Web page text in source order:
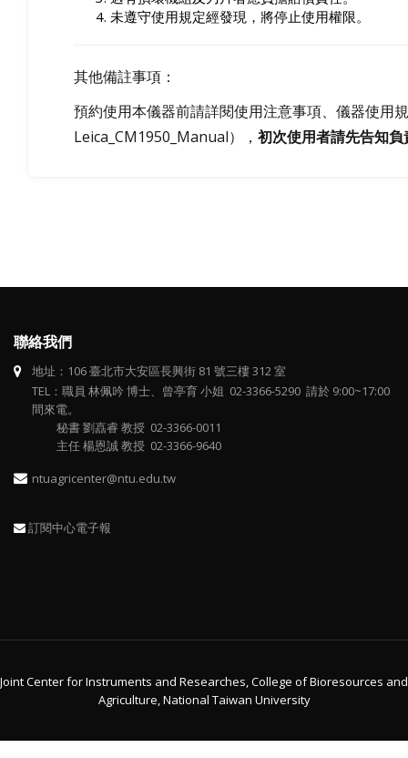
未遵守使用規定經發現，將停止使用權限。
其他備註事項：
預約使用本儀器前請詳閱使用注意事項、儀器使用
Leica_CM1950_Manual）， 初次使用者請先告知負
聯絡我們
地址：106 臺北市大安區長興街 81 號三樓 312 室
TEL：職員 林佩吟 博士、曾亭育 小姐 02-3366-5290 請於 9:00~17:00
間來電。
秘書 劉嚞睿 教授 02-3366-0011
主任 楊恩誠 教授 02-3366-9640
ntuagricenter@ntu.edu.tw
訂閱中心電子報
Joint Center for Instruments and Researches, College of Bioresources and
Agriculture, National Taiwan University